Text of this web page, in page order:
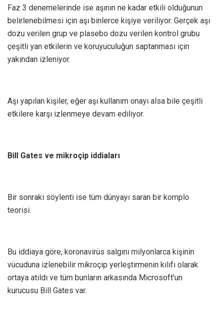
Faz 3 denemelerinde ise aşının ne kadar etkili olduğunun
belirlenebilmesi için aşı binlerce kişiye veriliyor. Gerçek aşı
dozu verilen grup ve plasebo dozu verilen kontrol grubu
çeşitli yan etkilerin ve koruyuculuğun saptanması için
yakından izleniyor.
Aşı yapılan kişiler, eğer aşı kullanım onayı alsa bile çeşitli
etkilere karşı izlenmeye devam ediliyor.
Bill Gates ve mikroçip iddiaları
Bir sonraki söylenti ise tüm dünyayı saran bir komplo
teorisi.
Bu iddiaya göre, koronavirüs salgını milyonlarca kişinin
vücuduna izlenebilir mikroçip yerleştirmenin kılıfı olarak
ortaya atıldı ve tüm bunların arkasında Microsoft’un
kurucusu Bill Gates var.